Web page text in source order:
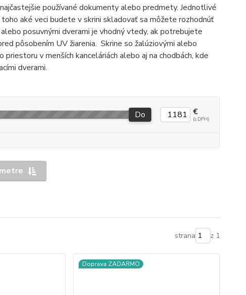
používané dokumenty alebo predmety. Jednotlivé
aké veci budete v skrini skladovať sa môžete rozhodnúť
posuvnými dverami je vhodný vtedy, ak potrebujete
pôsobením UV žiarenia. Skrine so žalúziovými alebo
v menších kanceláriách alebo aj na chodbách, kde
dverami.
Do €
strana z 1
Doprava ZADARMO